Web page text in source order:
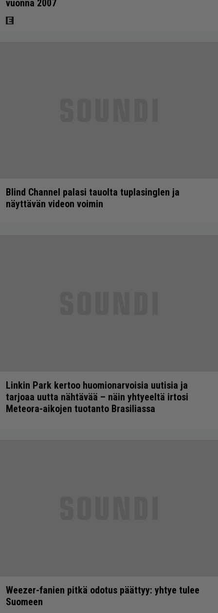
vuonna 2007
Blind Channel palasi tauolta tuplasinglen ja
näyttävän videon voimin
Linkin Park kertoo huomionarvoisia uutisia ja
tarjoaa uutta nähtävää – näin yhtyeeltä irtosi
Meteora-aikojen tuotanto Brasiliassa
Weezer-fanien pitkä odotus päättyy: yhtye tulee
Suomeen